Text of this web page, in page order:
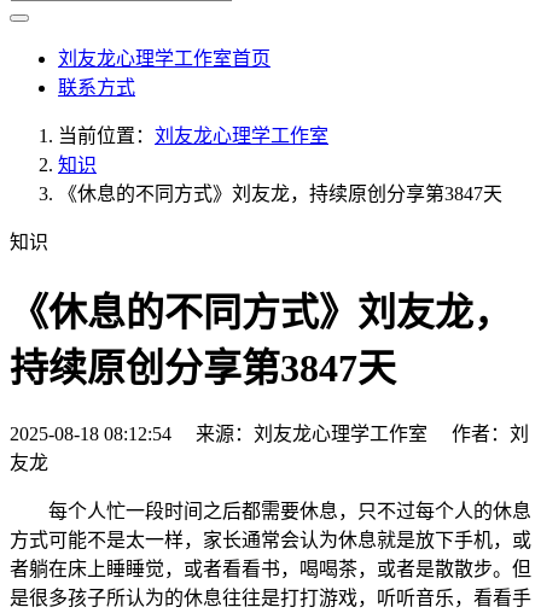
刘友龙心理学工作室首页
联系方式
当前位置： 刘友龙心理学工作室
知识
《休息的不同方式》刘友龙，持续原创分享第3847天
知识
《休息的不同方式》刘友龙，
持续原创分享第3847天
2025-08-18 08:12:54 来源：刘友龙心理学工作室 作者：刘
友龙
每个人忙一段时间之后都需要休息，只不过每个人的休息
方式可能不是太一样，家长通常会认为休息就是放下手机，或
者躺在床上睡睡觉，或者看看书，喝喝茶，或者是散散步。但
是很多孩子所认为的休息往往是打打游戏，听听音乐，看看手